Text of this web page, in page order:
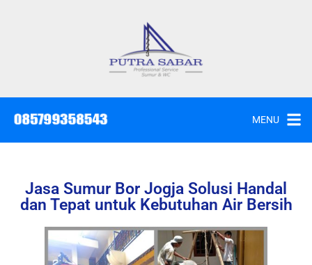
MENU
Jasa Sumur Bor Jogja Solusi Handal
dan Tepat untuk Kebutuhan Air Bersih